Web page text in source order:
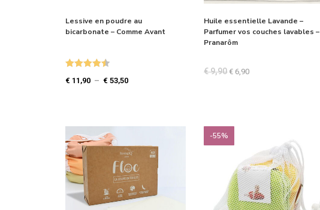
Lessive en poudre au
bicarbonate – Comme Avant
€ 11,90 – € 53,50
Huile essentielle Lavande –
Parfumer vos couches lavables –
Pranarôm
€9,90 € 6,90
-55%